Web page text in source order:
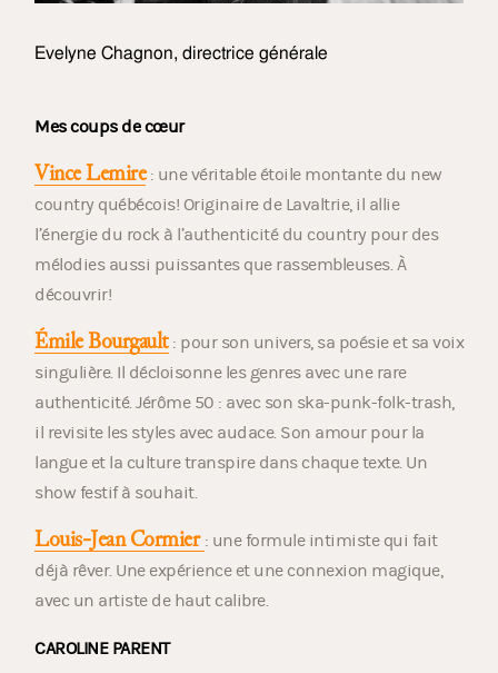
Evelyne Chagnon, directrice générale
Mes coups de cœur
Vince Lemire: une véritable étoile montante du new
country québécois! Originaire de Lavaltrie, il allie
l’énergie du rock à l’authenticité du country pour des
mélodies aussi puissantes que rassembleuses. À
découvrir!
Émile Bourgault: pour son univers, sa poésie et sa voix
singulière. Il décloisonne les genres avec une rare
authenticité. Jérôme 50 : avec son ska-punk-folk-trash,
il revisite les styles avec audace. Son amour pour la
langue et la culture transpire dans chaque texte. Un
show festif à souhait.
Louis-Jean Cormier : une formule intimiste qui fait
déjà rêver. Une expérience et une connexion magique,
avec un artiste de haut calibre.
CAROLINE PARENT